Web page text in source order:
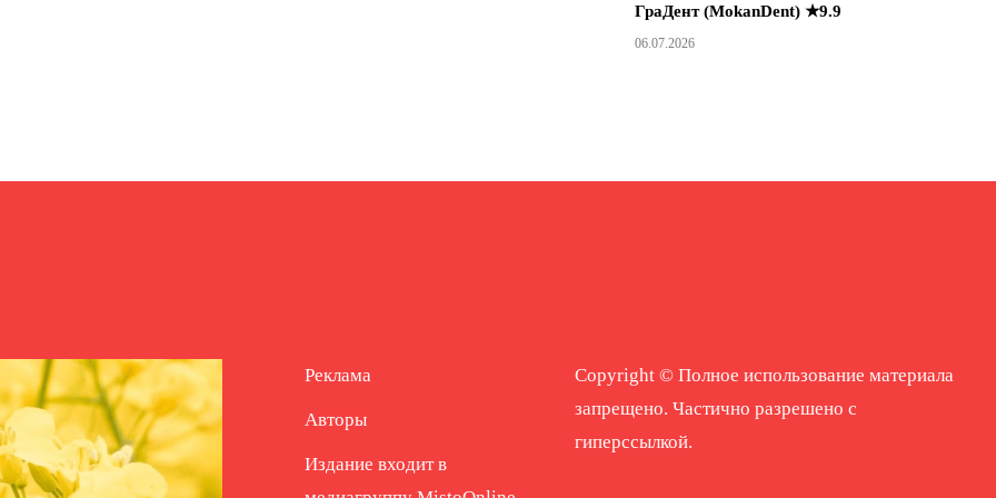
ГраДент (MokanDent) ★9.9
06.07.2026
Реклама
Авторы
Издание входит в
Copyright © Полное использование материала
запрещено. Частично разрешено с
гиперссылкой.